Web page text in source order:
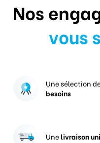
Nos
vous
Une sélection
besoins
Unelivraison